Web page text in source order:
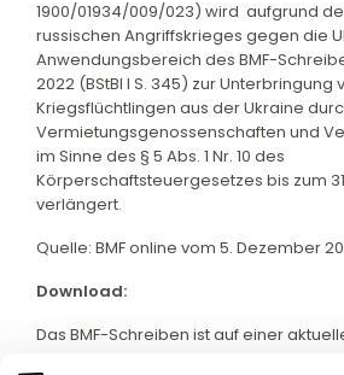
1900/01934/009/023) wird aufgrund
russischen Angriffskrieges gegen die
Anwendungsbereich des BMF-
2022 (BStBl I S. 345) zur Unterbringung
Kriegsflüchtlingen aus der Ukraine
Vermietungsgenossenschaften und
im Sinne des § 5 Abs. 1 Nr. 10 des
Körperschaftsteuergesetzes bis zum
verlängert.
Quelle: BMF online vom 5. Dezember
Download:
Das BMF-Schreiben ist auf einer